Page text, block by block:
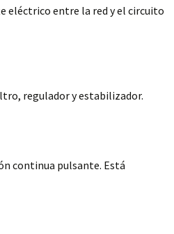
eléctrico entre la red y el circuito
regulador y estabilizador.
continua pulsante. Está